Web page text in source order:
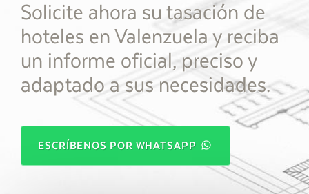
Solicite ahora su tasación de
hoteles en Valenzuela y reciba
un informe oficial, preciso y
adaptado a sus necesidades.
ESCRÍBENOS POR WHATSAPP